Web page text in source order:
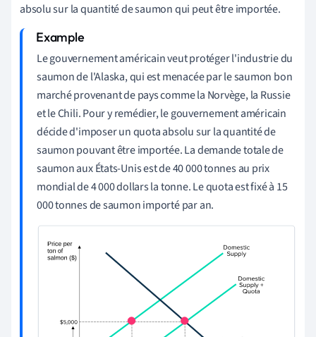
absolu sur la quantité de saumon qui peut être importée.
Le gouvernement américain veut protéger l'industrie du
saumon de l'Alaska, qui est menacée par le saumon bon
marché provenant de pays comme la Norvège, la Russie
et le Chili. Pour y remédier, le gouvernement américain
décide d'imposer un quota absolu sur la quantité de
saumon pouvant être importée. La demande totale de
saumon aux États-Unis est de 40 000 tonnes au prix
mondial de 4 000 dollars la tonne. Le quota est fixé à 15
000 tonnes de saumon importé par an.